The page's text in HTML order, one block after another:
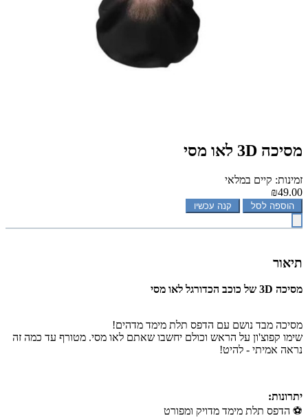
מסיכה 3D לאו מסי
זמינות: קיים במלאי
₪49.00
הוספה לסל קנה עכשיו
תיאור
מסיכה 3D של כוכב הכדורגל לאו מסי
מסיכה מבד נושם עם הדפס תלת מימד מדהים!
שימו קפוצ'ון על הראש וכולם יחשבו שאתם לאו מסי. מטורף עד כמה זה
נראה אמיתי - להיט!
יתרונות:
⚽ הדפס תלת מימד מדויק ומפורט